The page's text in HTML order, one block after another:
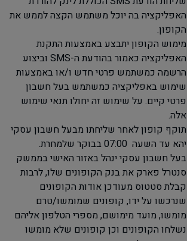
האפליקציה בה יוכל משתמש הקצה לממש את
הקופון.
מימוש הקופון יתבצע באמצעות התקנת
האפליקציה כאמור בהודעת ה-SMS וביצוע
הרשמה כמשתמש פרטי חדש ו/או באמצעות
שימוש באפליקציה כמשתמש בעל חשבון
פרטי קיים. על שימוש זה יחולו תנאי שימוש
אלה.
תוקף קופון לאחר שליחתו מבעל חשבון עסקי
יהא עד השעה 07:00 בבוקר שלמחרת.
בעל חשבון עסקי ינהל באזור האישי בממשק
סנטרל פארק את בנק הקופונים שלו, לרבות
קבלת סטטוס מעודכן אודות הקופונים
שנרכשו על ידו, קופונים שמומשו/טרם
מומשו, מועד מימושם, מספרי הטלפון אליהם
נשלחו הקופונים וכן קופונים שלא מומשו